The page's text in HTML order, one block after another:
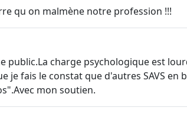
qu on malmène notre profession !!!
public.La charge psychologique est
fais le constat que d'autres SAVS
mon soutien.